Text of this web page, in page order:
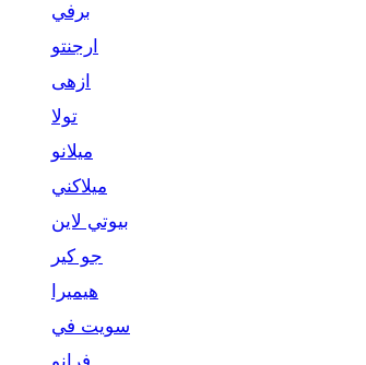
برفي
ارجنتو
ازهى
تولا
ميلانو
ميلاكني
بيوتي لاين
جو كير
هيميرا
سويت في